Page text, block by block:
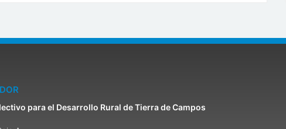
para el Desarrollo Rural de Tierra de Campos